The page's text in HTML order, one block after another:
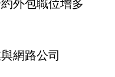
外包職位增多
網路公司